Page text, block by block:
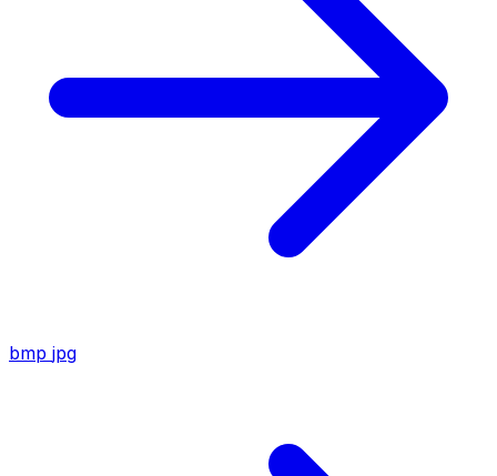
bmp jpg